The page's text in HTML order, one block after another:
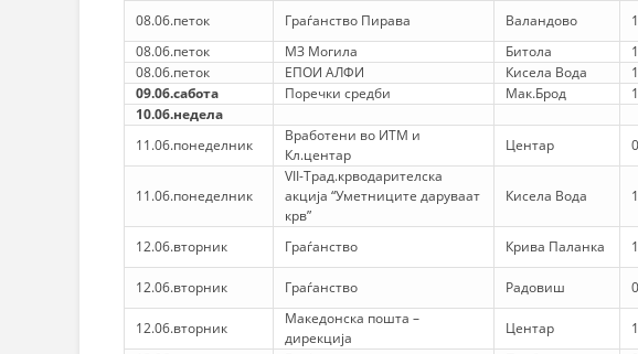
08.06.петок
Граѓанство Пирава Валандово
08.06.петок
МЗ Могила Битола
08.06.петок
ЕПОИ АЛФИ Кисела Вода
09.06.сабота
Поречки средби Мак.Брод
10.06.недела
11.06.понеделник
Вработени во ИТМ и
Кл.центар
Центар
11.06.понеделник
VII-Трад.крводарителска
акција “Уметниците даруваат
крв”
Кисела Вода
12.06.вторник Граѓанство Крива Паланка
12.06.вторник
Граѓанство Радовиш
12.06.вторник
Македонска пошта –
дирекција
Центар